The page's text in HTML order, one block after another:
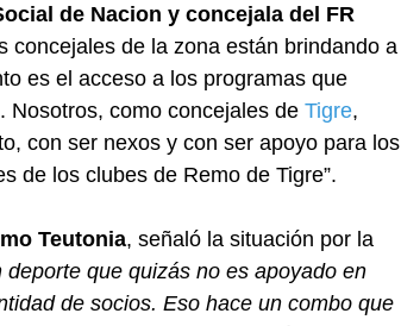
de Nacion y concejala del FR
concejales de la zona están brindando a
es el acceso a los programas que
Nosotros, como concejales de Tigre,
con ser nexos y con ser apoyo para los
de los clubes de Remo de Tigre”.
Teutonia, señaló la situación por la
que quizás no es apoyado en
de socios. Eso hace un combo que